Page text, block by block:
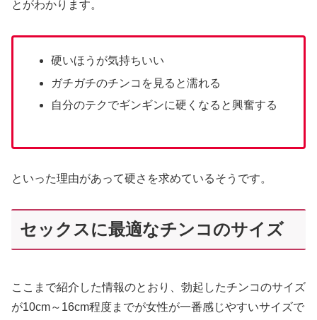
とがわかります。
硬いほうが気持ちいい
ガチガチのチンコを見ると濡れる
自分のテクでギンギンに硬くなると興奮する
といった理由があって硬さを求めているそうです。
セックスに最適なチンコのサイズ
ここまで紹介した情報のとおり、勃起したチンコのサイズ
が10cm～16cm程度までが女性が一番感じやすいサイズで